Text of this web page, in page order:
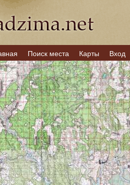
Поиск места Карты Вход